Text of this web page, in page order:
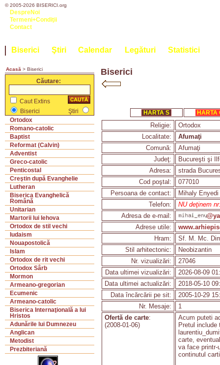
© 2005-2026 BISERICI.org
DespreNoi
Termeni+Condiţii
Contact
Biserici Ştiri Calendar Legături Statistici
Acasă > Biserici
Căutare:
Caut Extins
Biserici
Ştiri
Ortodox
Romano-catolic
Baptist
Reformat (Calvin)
Adventist
Greco-catolic
Penticostal
Creştin după Evanghelie
Lutheran
Biserica Evanghelică
Română
Unitarian
Martorii lui Iehova
Ortodox de stil vechi
Iudaism
Nouapostolică
Islam
Ortodox de rit vechi
Ortodox Sârb
Mormon
Armeano-gregorian
Ecumenic
Armeano-catolic
Biserica Internaţională a lui
Hristos
Adunările lui Dumnezeu
Anglican
Metodist
Prezbiteriană
Biserici
HARTA S HARTA
Religie:
Ortodox
Localitate:
Afumaţi
Comună:
Afumaţi
Judeţ:
Bucureşti şi
Adresa:
strada
Cod poştal:
077010
Persoana de contact:
Mihaly Enyedi
Telefon:
NU deţinem
Adresa de e-mail:
Adrese utile:
Hram:
Sf. M. Mc.
Stil arhitectonic:
Neobizantin
Nr. vizualizări:
27046
Data ultimei vizualizări:
2026-08-09
Data ultimei actualizări:
2018-05-10
Data încărcării pe sit:
2005-10-29
Nr. Mesaje:
1
Ofertă de carte:
(2008-01-06)
Acum puteti
Pretul include
carte,
va face printr-
continutul